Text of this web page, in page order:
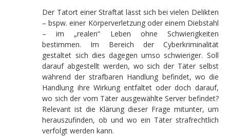
Der Tatort einer Straftat lässt sich bei vielen Delikten
– bspw. einer Körperverletzung oder einem Diebstahl
– im „realen“ Leben ohne Schwierigkeiten
bestimmen. Im Bereich der Cyberkriminalität
gestaltet sich dies dagegen umso schwieriger. Soll
darauf abgestellt werden, wo sich der Täter selbst
während der strafbaren Handlung befindet, wo die
Handlung ihre Wirkung entfaltet oder doch darauf,
wo sich der vom Täter ausgewählte Server befindet?
Relevant ist die Klärung dieser Frage mitunter, um
herauszufinden, ob und wo ein Täter strafrechtlich
verfolgt werden kann.